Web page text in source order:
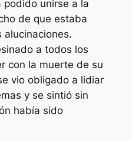
podido unirse a la
de que estaba
alucinaciones.
a todos los
con la muerte de su
vio obligado a lidiar
y se sintió sin
había sido